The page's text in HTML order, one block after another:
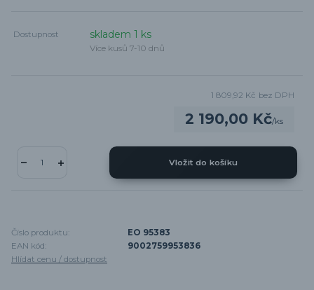
Dostupnost skladem 1 ks
Více kusů 7-10 dnů
2 190,00 Kč/ks
1 809,92 Kč bez DPH
Vložit do košíku
Číslo produktu:
EO 95383
EAN kód:
9002759953836
Hlídat cenu / dostupnost